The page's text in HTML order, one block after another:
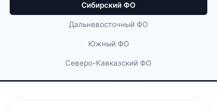
Сибирский ФО
Дальневосточный ФО
Южный ФО
Северо-Кавказский ФО